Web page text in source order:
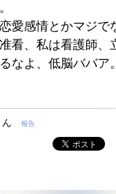
愛感情とかマジで
看、私は看護師、
なよ、低脳ババア。
報告